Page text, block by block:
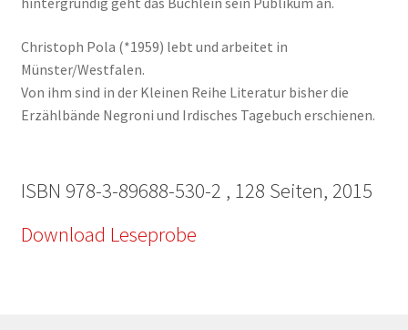
Christoph Pola (*1959) lebt und arbeitet in
Münster/Westfalen.
Von ihm sind in der Kleinen ­Reihe Literatur bisher die
Erzählbände Negroni und Irdisches Tagebuch erschienen.
ISBN 978-3-89688-530-2 , 128 Seiten, 2015
Download Leseprobe